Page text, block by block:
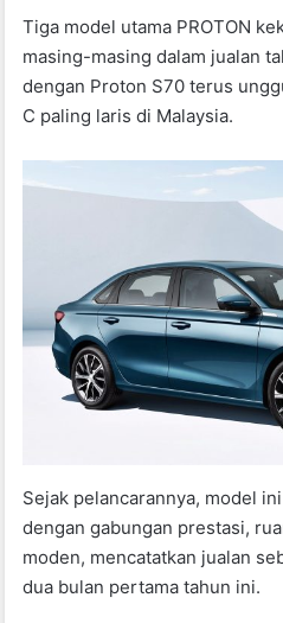
Tiga model utama PROTON
masing-masing dalam jualan
dengan Proton S70 terus
C paling laris di Malaysia.
Sejak pelancarannya, model
dengan gabungan prestasi,
moden, mencatatkan jualan
dua bulan pertama tahun ini.